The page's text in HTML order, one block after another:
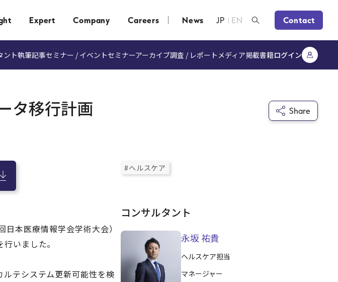
Expert Company Careers News EN
JP Contact
ント執筆記事セミナー / イベントセミナーアーカイブ調査 / レポート メディア掲載書籍ログイン
タ移行計画
Share
本医療情報学会学術大会）
いました。
テシステム更新可能性を検
#ヘルスケア
コンサルタント
永坂 祐貴
ヘルスケア担当
マネージャー